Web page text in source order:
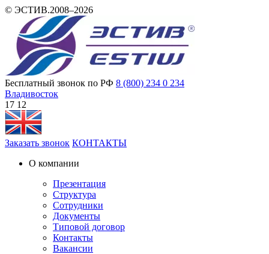
© ЭСТИВ.2008–2026
Бесплатный звонок по РФ 8 (800) 234 0 234
Владивосток
17 12
Заказать звонок КОНТАКТЫ
О компании
Презентация
Структура
Сотрудники
Документы
Типовой договор
Контакты
Вакансии